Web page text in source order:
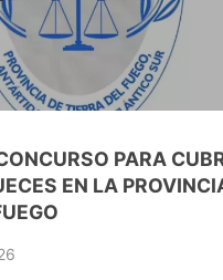
PARA
EN LA